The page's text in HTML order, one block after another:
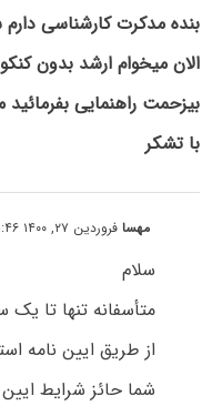
بنده مدکرت کارشناسی دارم سال ۹۴ به
الان میخوام ارشد بدون
بیزحمت راهنمایی
با تشکر
مهسافروردین ۲۷, ۱۴۰۰ at ۱:۴۶ ق٫ظ
سلام
متأسفانه تنها تا یک
از طریق ایین نامه
شما حائز شرایط